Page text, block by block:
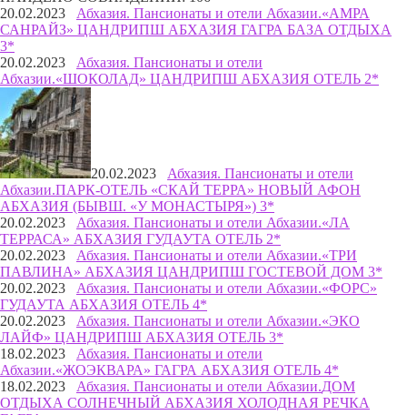
20.02.2023 Абхазия. Пансионаты и отели Абхазии.«АМРА
САНРАЙЗ» ЦАНДРИПШ АБХАЗИЯ ГАГРА БАЗА ОТДЫХА
3*
20.02.2023 Абхазия. Пансионаты и отели
Абхазии.«ШОКОЛАД» ЦАНДРИПШ АБХАЗИЯ ОТЕЛЬ 2*
20.02.2023 Абхазия. Пансионаты и отели
Абхазии.ПАРК-ОТЕЛЬ «СКАЙ ТЕРРА» НОВЫЙ АФОН
АБХАЗИЯ (БЫВШ. «У МОНАСТЫРЯ») 3*
20.02.2023 Абхазия. Пансионаты и отели Абхазии.«ЛА
ТЕРРАСА» АБХАЗИЯ ГУДАУТА ОТЕЛЬ 2*
20.02.2023 Абхазия. Пансионаты и отели Абхазии.«ТРИ
ПАВЛИНА» АБХАЗИЯ ЦАНДРИПШ ГОСТЕВОЙ ДОМ 3*
20.02.2023 Абхазия. Пансионаты и отели Абхазии.«ФОРС»
ГУДАУТА АБХАЗИЯ ОТЕЛЬ 4*
20.02.2023 Абхазия. Пансионаты и отели Абхазии.«ЭКО
ЛАЙФ» ЦАНДРИПШ АБХАЗИЯ ОТЕЛЬ 3*
18.02.2023 Абхазия. Пансионаты и отели
Абхазии.«ЖОЭКВАРА» ГАГРА АБХАЗИЯ ОТЕЛЬ 4*
18.02.2023 Абхазия. Пансионаты и отели Абхазии.ДОМ
ОТДЫХА СОЛНЕЧНЫЙ АБХАЗИЯ ХОЛОДНАЯ РЕЧКА